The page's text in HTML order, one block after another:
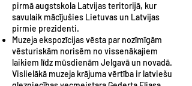
pirmā augstskola Latvijas teritorijā, kur
savulaik mācījušies Lietuvas un Latvijas
pirmie prezidenti.
Muzeja ekspozīcijas vēsta par nozīmīgām
vēsturiskām norisēm no vissenākajiem
laikiem līdz mūsdienām Jelgavā un novadā.
Vislielākā muzeja krājuma vērtība ir latviešu